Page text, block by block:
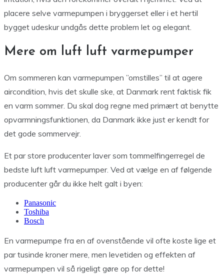
placere selve varmepumpen i bryggerset eller i et hertil
bygget udeskur undgås dette problem let og elegant.
Mere om luft luft varmepumper
Om sommeren kan varmepumpen ”omstilles” til at agere
aircondition, hvis det skulle ske, at Danmark rent faktisk fik
en varm sommer. Du skal dog regne med primært at benytte
opvarmningsfunktionen, da Danmark ikke just er kendt for
det gode sommervejr.
Et par store producenter laver som tommelfingerregel de
bedste luft luft varmepumper. Ved at vælge en af følgende
producenter går du ikke helt galt i byen:
Panasonic
Toshiba
Bosch
En varmepumpe fra en af ovenstående vil ofte koste lige et
par tusinde kroner mere, men levetiden og effekten af
varmepumpen vil så rigeligt gøre op for dette!